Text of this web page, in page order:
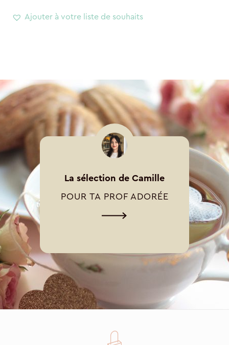
Ajouter à votre liste de souhaits
La sélection de Camille
POUR TA PROF ADORÉE